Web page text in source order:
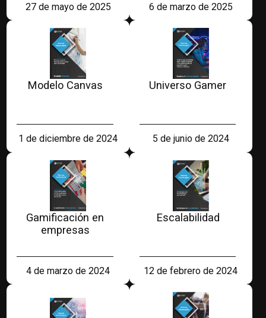
27 de mayo de 2025 6 de marzo de 2025
Modelo Canvas
1 de diciembre de 2024
Universo Gamer
5 de junio de 2024
Gamificación en
empresas
4 de marzo de 2024
Escalabilidad
12 de febrero de 2024